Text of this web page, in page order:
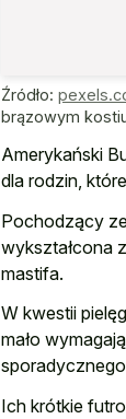
Źródło:
brązowym
Amerykański
dla rodzin,
Pochodzący
wykształcona z
mastifa.
W kwestii
mało
Ich krótkie